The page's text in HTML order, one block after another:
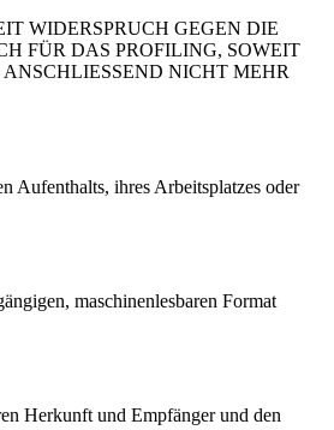
WIDERSPRUCH GEGEN DIE
FÜR DAS PROFILING, SOWEIT
NICHT MEHR
Aufenthalts, ihres Arbeitsplatzes oder
maschinenlesbaren Format
Herkunft und Empfänger und den